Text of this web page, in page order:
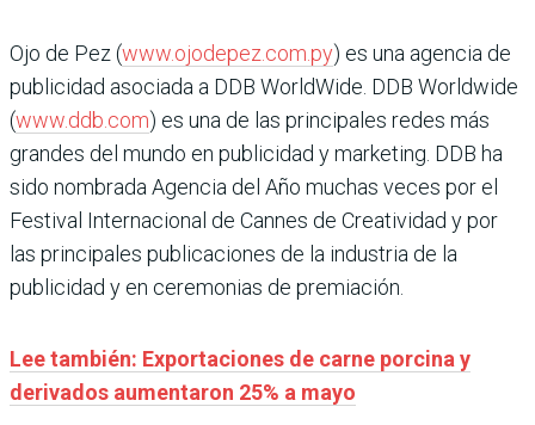
Ojo de Pez (www.ojodepez.com.py) es una agencia de
publicidad asociada a DDB WorldWide. DDB Worldwide
(www.ddb.com) es una de las principales redes más
grandes del mundo en publicidad y marketing. DDB ha
sido nombrada Agencia del Año muchas veces por el
Festival Internacional de Cannes de Creatividad y por
las principales publicaciones de la industria de la
publicidad y en ceremonias de premiación.
Lee también: Exportaciones de carne porcina y
derivados aumentaron 25% a mayo